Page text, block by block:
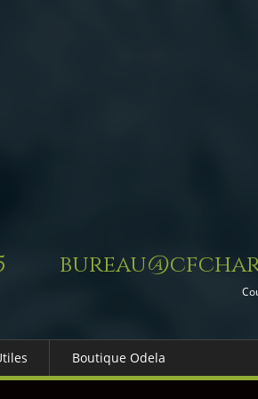
Boutique Odela